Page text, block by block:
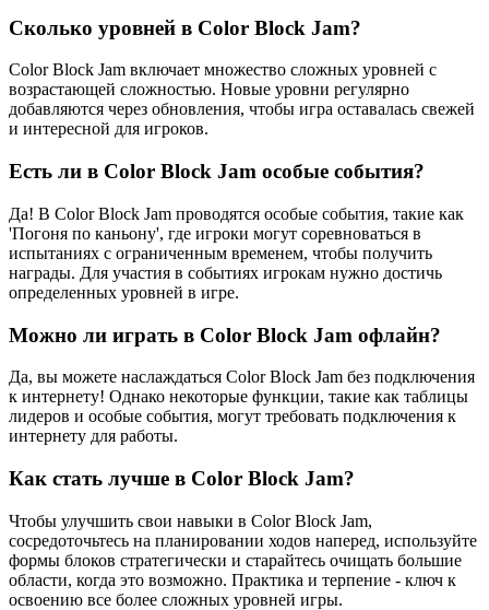
Сколько уровней в Color Block Jam?
Color Block Jam включает множество сложных уровней с
возрастающей сложностью. Новые уровни регулярно
добавляются через обновления, чтобы игра оставалась свежей
и интересной для игроков.
Есть ли в Color Block Jam особые события?
Да! В Color Block Jam проводятся особые события, такие как
'Погоня по каньону', где игроки могут соревноваться в
испытаниях с ограниченным временем, чтобы получить
награды. Для участия в событиях игрокам нужно достичь
определенных уровней в игре.
Можно ли играть в Color Block Jam офлайн?
Да, вы можете наслаждаться Color Block Jam без подключения
к интернету! Однако некоторые функции, такие как таблицы
лидеров и особые события, могут требовать подключения к
интернету для работы.
Как стать лучше в Color Block Jam?
Чтобы улучшить свои навыки в Color Block Jam,
сосредоточьтесь на планировании ходов наперед, используйте
формы блоков стратегически и старайтесь очищать большие
области, когда это возможно. Практика и терпение - ключ к
освоению все более сложных уровней игры.